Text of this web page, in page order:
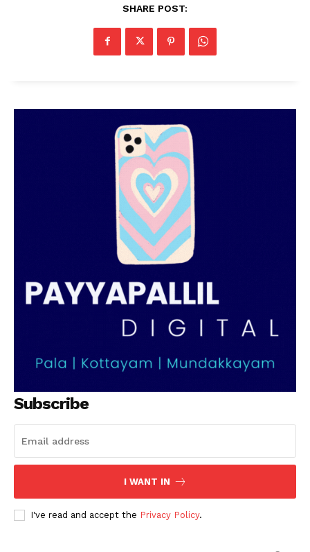
SHARE POST:
Subscribe
I WANT IN
I've read and accept the Privacy Policy.